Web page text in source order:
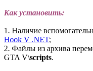
Как установить:
1. Наличие
Hook V .NET;
2. Файлы из архива
GTA V\scripts.